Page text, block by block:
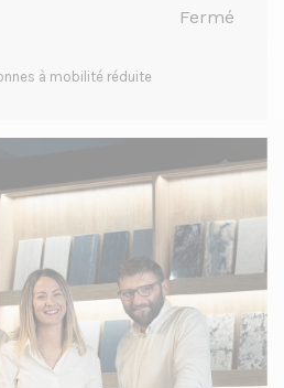
Fermé
à mobilité réduite